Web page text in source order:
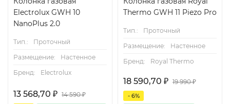
Electrolux GWH 10
NanoPlus 2.0
Тип.:
Проточный
Размещение:
Настенное
Бренд:
Electrolux
13 568,70 ₽ 14 590₽
Thermo GWH 11 Piezo Pro
Тип.:
Проточный
Размещение:
Настенное
Бренд:
Royal Thermo
18 590,70 ₽ 19 990₽
- 6%